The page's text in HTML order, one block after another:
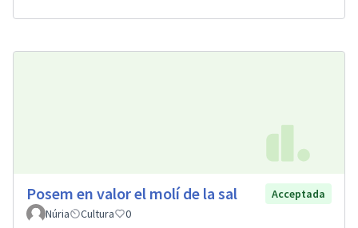
Posem en valor el molí de la sal
Acceptada
Núria
Cultura 0